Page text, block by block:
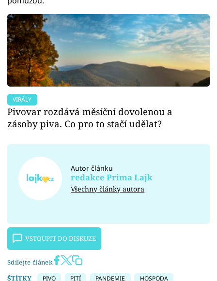
VIRÁLY
Pivovar rozdává měsíční dovolenou a
zásoby piva. Co pro to stačí udělat?
Autor článku
redakce Prima Lajk
Všechny články autora
VSTOUPIT DO DISKUZE
Sdílejte článek
ŠTÍTKY
PIVO PITÍ PANDEMIE HOSPODA